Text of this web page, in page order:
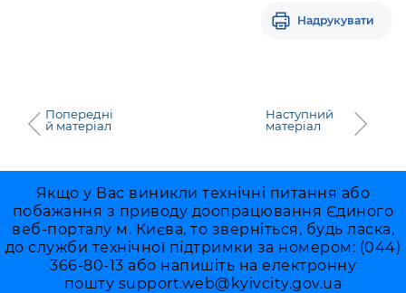
Надрукувати
Попередні
й матеріал
Наступний
матеріал
Якщо у Вас виникли технічні питання або
побажання з приводу доопрацювання Єдиного
веб-порталу м. Києва, то зверніться, будь ласка,
до служби технічної підтримки за номером: (044)
366-80-13 або напишіть на електронну
пошту support.web@kyivcity.gov.ua